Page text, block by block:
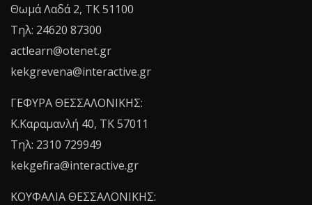
Θωμά Λαδά 2, ΤΚ 51100
Τηλ: 24620 87300
actlearn@otenet.gr
kekgrevena@interactive.gr
ΓΕΦΥΡΑ ΘΕΣΣΑΛΟΝΙΚΗΣ:
Κ.Καραμανλή 40, ΤΚ 57011
Τηλ: 2310 729949
kekgefira@interactive.gr
ΚΟΥΦΑΛΙΑ ΘΕΣΣΑΛΟΝΙΚΗΣ: